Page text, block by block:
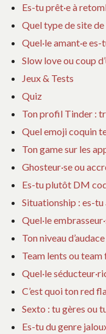
Es-tu prêt·e à
Quel type de site
Quel·le amant·e es-
Slow love ou coup
Jeux & Tests
Quiz
Ton profil Tinder :
Quel emoji coquin
Ton game sur les
Ghosteur·se ou
Es-tu plutôt DM
Situationship : es-tu
Quel·le
Ton niveau
Team lents ou team
Quel·le
C’est quoi ton red
Sexto : tu gères ou
Es-tu du genre